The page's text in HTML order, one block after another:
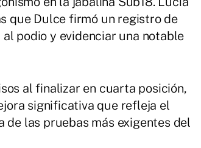
que Dulce firmó un registro de
podio y evidenciar una notable
al finalizar en cuarta posición,
significativa que refleja el
las pruebas más exigentes del